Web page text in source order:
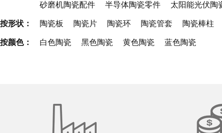
砂磨机陶瓷配件 半导体陶瓷零件 太阳能光伏陶
按形状： 陶瓷板 陶瓷片 陶瓷环 陶瓷管套 陶瓷棒柱
按颜色： 白色陶瓷 黑色陶瓷 黄色陶瓷 蓝色陶瓷